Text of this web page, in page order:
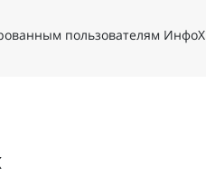
пользователям